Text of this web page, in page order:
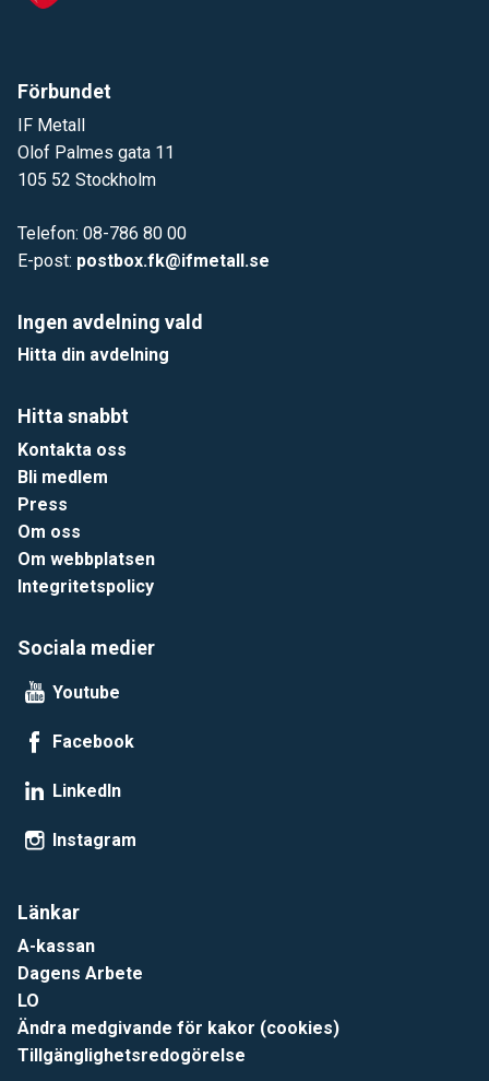
Förbundet
IF Metall
Olof Palmes gata 11
105 52 Stockholm
Telefon: 08-786 80 00
E-post: postbox.fk@ifmetall.se
Ingen avdelning vald
Hitta din avdelning
Hitta snabbt
Kontakta oss
Bli medlem
Press
Om oss
Om webbplatsen
Integritetspolicy
Sociala medier
Youtube
Facebook
LinkedIn
Instagram
Länkar
A-kassan
Dagens Arbete
LO
Ändra medgivande för kakor (cookies)
Tillgänglighetsredogörelse